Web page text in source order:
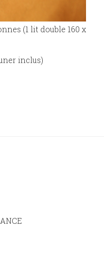
(1 lit double 160 x
inclus)